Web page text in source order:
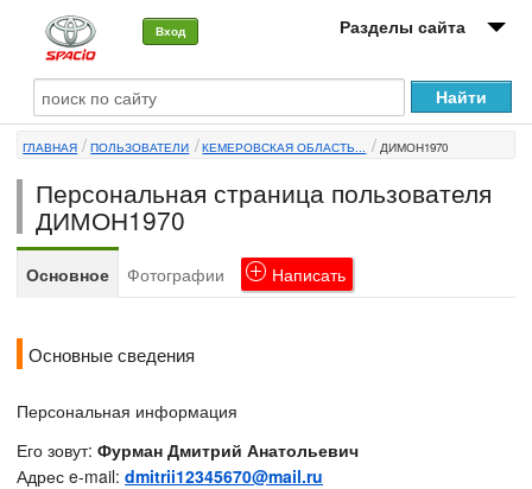
Вход Разделы сайта
О машине
Автоклуб
Форумы
Сервисы и услуги
ГЛАВНАЯ ПОЛЬЗОВАТЕЛИ КЕМЕРОВСКАЯ ОБЛАСТЬ... ДИМОН1970
Персональная страница пользователя
ДИМОН1970
Основное Фотографии Написать
Основные сведения
Персональная информация
Его зовут: Фурман Дмитрий Анатольевич
Адрес e-mail: dmitrii12345670@mail.ru